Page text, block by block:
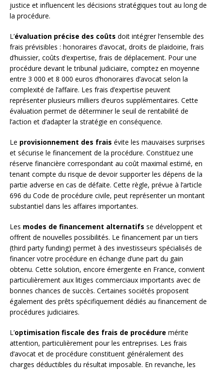
justice et influencent les décisions stratégiques tout au long de
la procédure.
L’évaluation précise des coûts doit intégrer l’ensemble des
frais prévisibles : honoraires d’avocat, droits de plaidoirie, frais
d’huissier, coûts d’expertise, frais de déplacement. Pour une
procédure devant le tribunal judiciaire, comptez en moyenne
entre 3 000 et 8 000 euros d’honoraires d’avocat selon la
complexité de l’affaire. Les frais d’expertise peuvent
représenter plusieurs milliers d’euros supplémentaires. Cette
évaluation permet de déterminer le seuil de rentabilité de
l’action et d’adapter la stratégie en conséquence.
Le provisionnement des frais évite les mauvaises surprises
et sécurise le financement de la procédure. Constituez une
réserve financière correspondant au coût maximal estimé, en
tenant compte du risque de devoir supporter les dépens de la
partie adverse en cas de défaite. Cette règle, prévue à l’article
696 du Code de procédure civile, peut représenter un montant
substantiel dans les affaires importantes.
Les modes de financement alternatifs se développent et
offrent de nouvelles possibilités. Le financement par un tiers
(third party funding) permet à des investisseurs spécialisés de
financer votre procédure en échange d’une part du gain
obtenu. Cette solution, encore émergente en France, convient
particulièrement aux litiges commerciaux importants avec de
bonnes chances de succès. Certaines sociétés proposent
également des prêts spécifiquement dédiés au financement de
procédures judiciaires.
L’optimisation fiscale des frais de procédure mérite
attention, particulièrement pour les entreprises. Les frais
d’avocat et de procédure constituent généralement des
charges déductibles du résultat imposable. En revanche, les